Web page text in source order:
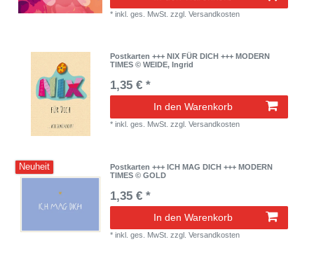
*inkl. ges. MwSt. zzgl.Versandkosten
Postkarten +++ NIX FÜR DICH +++ MODERN
TIMES © WEIDE, Ingrid
1,35 € *
In den Warenkorb
*inkl. ges. MwSt. zzgl.Versandkosten
Neuheit
Postkarten +++ ICH MAG DICH +++ MODERN
TIMES © GOLD
1,35 € *
In den Warenkorb
*inkl. ges. MwSt. zzgl.Versandkosten